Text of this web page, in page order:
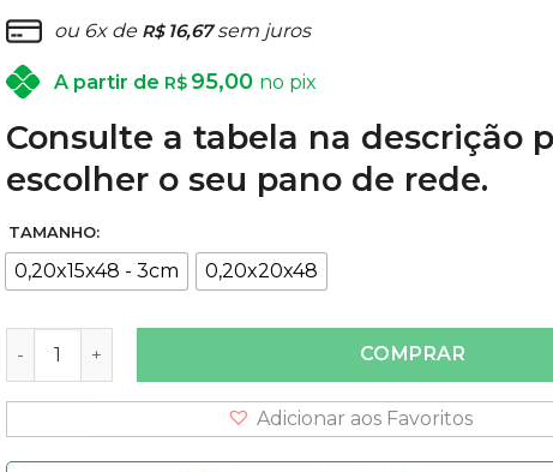
ou 6x de R$ 16,67sem juros
A partir de R$ 95,00 no pix
Consulte a tabela na descrição
escolher o seu pano de rede.
TAMANHO:
0,20x15x48 - 3cm 0,20x20x48
Panos de rede - Fio 0,20mm Leão do mar quantidade
COMPRAR
Adicionar aos Favoritos